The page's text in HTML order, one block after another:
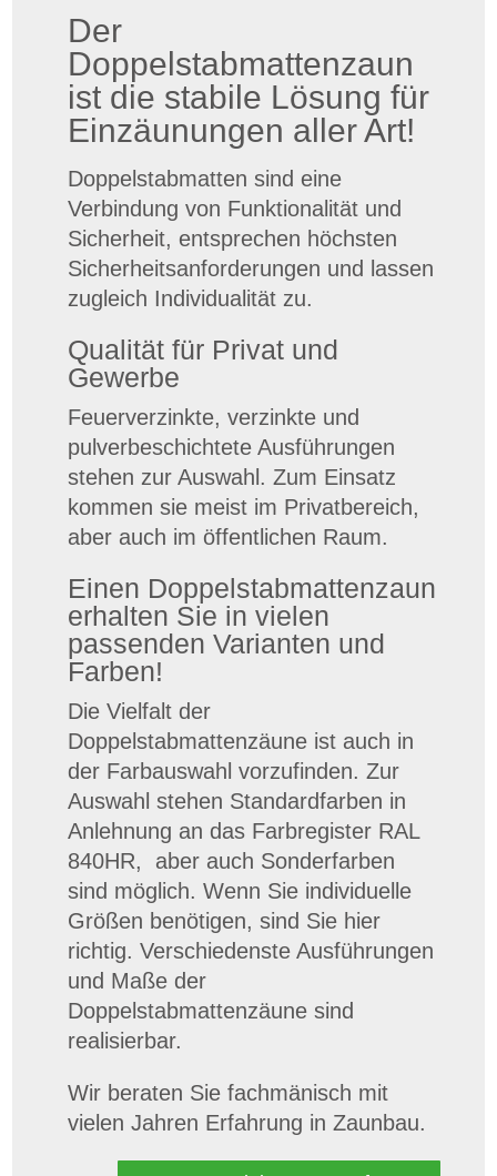
Der
Doppelstabmattenzaun
ist die stabile Lösung für
Einzäunungen aller Art!
Doppelstabmatten sind eine
Verbindung von Funktionalität und
Sicherheit, entsprechen höchsten
Sicherheitsanforderungen und lassen
zugleich Individualität zu.
Qualität für Privat und
Gewerbe
Feuerverzinkte, verzinkte und
pulverbeschichtete Ausführungen
stehen zur Auswahl. Zum Einsatz
kommen sie meist im Privatbereich,
aber auch im öffentlichen Raum.
Einen Doppelstabmattenzaun
erhalten Sie in vielen
passenden Varianten und
Farben!
Die Vielfalt der
Doppelstabmattenzäune ist auch in
der Farbauswahl vorzufinden. Zur
Auswahl stehen Standardfarben in
Anlehnung an das Farbregister RAL
840HR,
aber auch Sonderfarben
sind möglich. Wenn Sie individuelle
Größen benötigen, sind Sie hier
richtig. Verschiedenste Ausführungen
und Maße der
Doppelstabmattenzäune sind
realisierbar.
Wir beraten Sie fachmänisch mit
vielen Jahren Erfahrung in Zaunbau.